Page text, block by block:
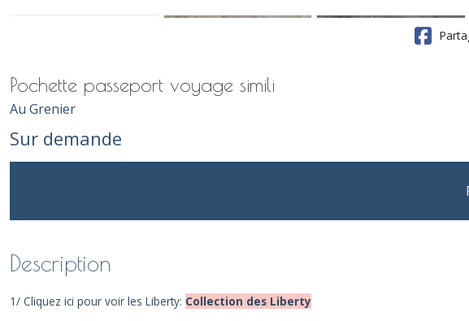
Pochette passeport voyage simili
Au Grenier
Sur demande
Description
1/ Cliquez ici pour voir les Liberty: Collection des Liberty